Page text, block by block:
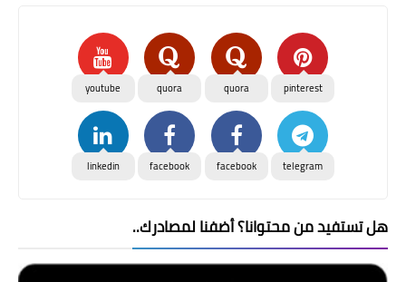
pinterest
quora
quora
youtube
telegram
facebook
facebook
linkedin
هل تستفيد من محتوانا؟ أضفنا لمصادرك..